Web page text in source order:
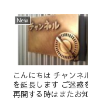
New
こんにちは チャンネ
を延長します ご迷惑
再開する時はまたお